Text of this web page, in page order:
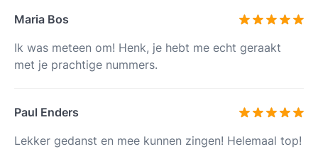
Maria Bos
Ik was meteen om! Henk, je hebt me echt geraakt
met je prachtige nummers.
Paul Enders
Lekker gedanst en mee kunnen zingen! Helemaal top!